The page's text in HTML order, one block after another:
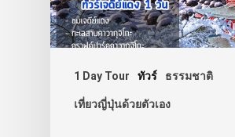
1 Day Tour ทัวร์ ธรรมชาติ
เที่ยวญี่ปุ่นด้วยตัวเอง